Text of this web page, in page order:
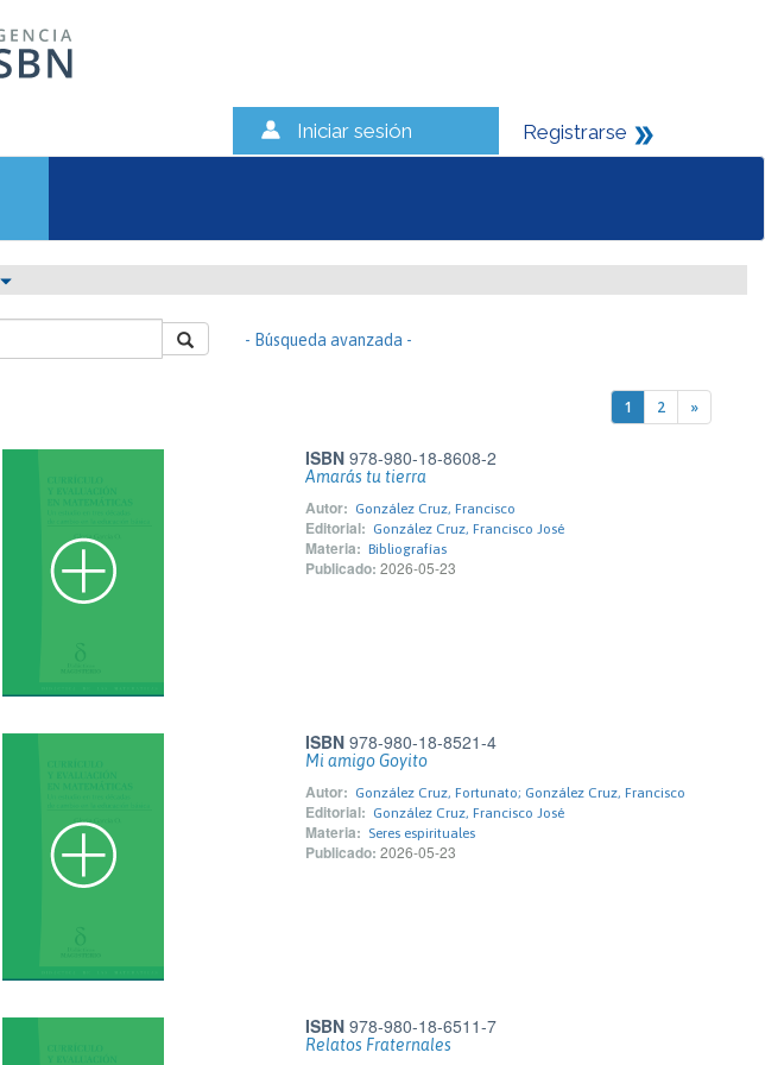
Iniciar sesión Registrarse
- Búsqueda avanzada -
1 2 »
ISBN 978-980-18-8608-2
Amarás tu tierra
Autor: González Cruz, Francisco
Editorial: González Cruz, Francisco José
Materia: Bibliografías
Publicado: 2026-05-23
ISBN 978-980-18-8521-4
Mi amigo Goyito
Autor: González Cruz, Fortunato; González Cruz, Francisco
Editorial: González Cruz, Francisco José
Materia: Seres espirituales
Publicado: 2026-05-23
ISBN 978-980-18-6511-7
Relatos Fraternales